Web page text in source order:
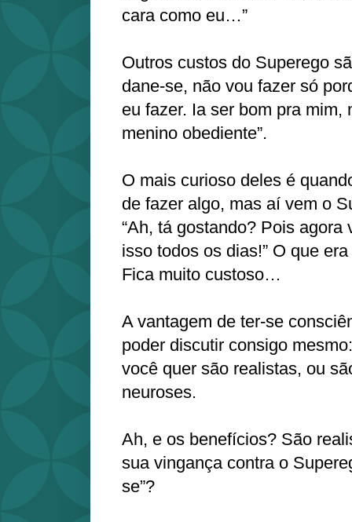
cara como eu…”
Outros custos do Superego
dane-se, não vou fazer só
eu fazer. Ia ser bom pra mim,
menino obediente”.
O mais curioso deles é
de fazer algo, mas aí vem o
“Ah, tá gostando? Pois agora
isso todos os dias!” O que
Fica muito custoso…
A vantagem de ter-se
poder discutir consigo
você quer são realistas, ou
neuroses.
Ah, e os benefícios? São
sua vingança contra o
se”?